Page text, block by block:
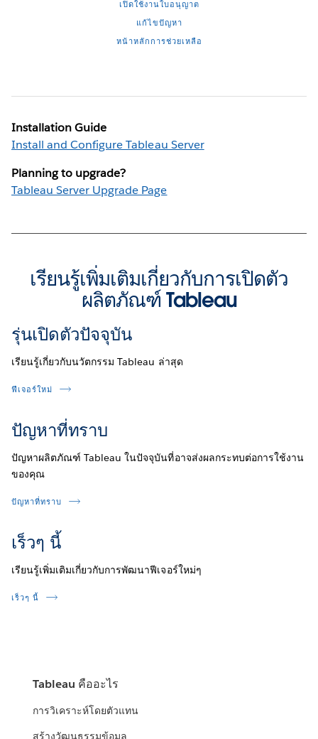
เปิดใช้งานใบอนุญาต
แก้ไขปัญหา
หน้าหลักการช่วยเหลือ
Installation Guide
Install and Configure Tableau Server
Planning to upgrade?
Tableau Server Upgrade Page
เรียนรู้เพิ่มเติมเกี่ยวกับการเปิดตัว
ผลิตภัณฑ์ Tableau
รุ่นเปิดตัวปัจจุบัน
เรียนรู้เกี่ยวกับนวัตกรรม Tableau ล่าสุด
ฟีเจอร์ใหม่
ปัญหาที่ทราบ
ปัญหาผลิตภัณฑ์ Tableau ในปัจจุบันที่อาจส่งผลกระทบต่อการใช้งาน
ของคุณ
ปัญหาที่ทราบ
เร็วๆ นี้
เรียนรู้เพิ่มเติมเกี่ยวกับการพัฒนาฟีเจอร์ใหม่ๆ
เร็วๆ นี้
Tableau คืออะไร
การวิเคราะห์โดยตัวแทน
สร้างวัฒนธรรมข้อมูล